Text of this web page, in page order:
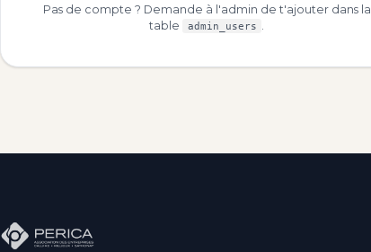
Pas de compte ? Demande à l'admin de t'ajouter dans la
table
admin_users